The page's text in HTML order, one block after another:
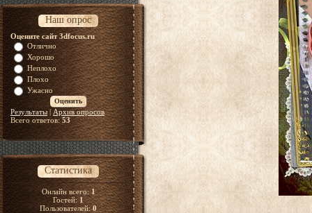
Наш опрос
Оцените сайт 3dfocus.ru
Отлично
Хорошо
Неплохо
Плохо
Ужасно
Результаты| Архив опросов
Всего ответов:53
Статистика
Онлайн всего:1
Гостей:1
Пользователей:0